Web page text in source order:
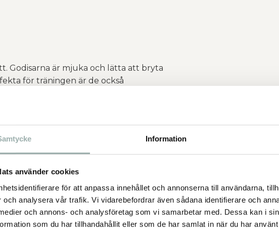
Information
använder cookies
för att anpassa innehållet och annonserna till användarna,
och analysera vår trafik. Vi vidarebefordrar även sådana identifierare och
och annons- och analysföretag som vi samarbetar med. Dessa kan i
som du har tillhandahållit eller som de har samlat in när du har
Godisarna är mjuka och lätta att bryta
för träningen är de också
rika på biotin, niacin, vitamin B12
glycerin.
aska 8%, råfiber 1%.